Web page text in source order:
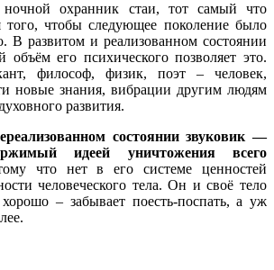
охранник стаи, тот самый что
того, чтобы следующее поколение было
В развитом и реализованном состоянии
объём его психического позволяет это.
философ, физик, поэт – человек,
новые знания, вибрации другим людям
развития.
состоянии звуковик —
идеей уничтожения всего
что нет в его системе ценностей
человеческого тела. Он и своё тело
– забывает поесть-поспать, а уж